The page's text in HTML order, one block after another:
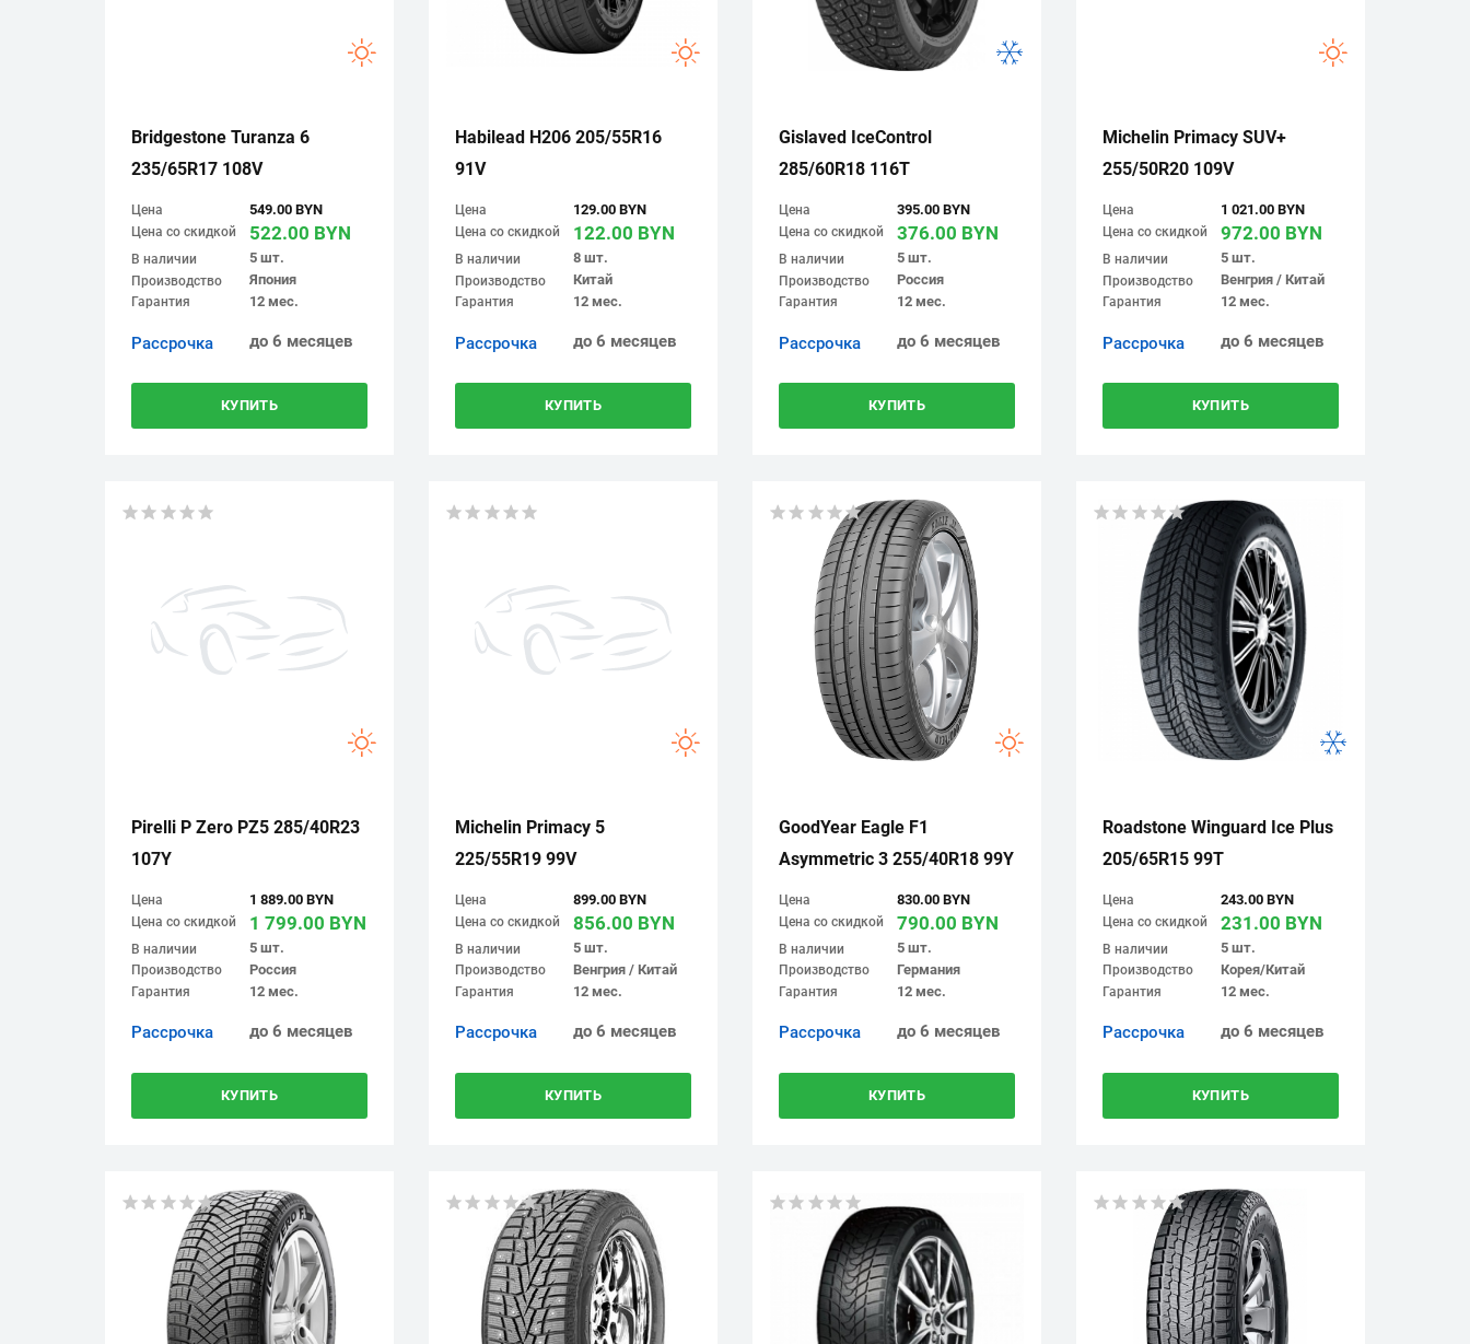
Bridgestone Turanza 6
235/65R17 108V
Цена 549.00 BYN
Цена со скидкой 522.00 BYN
В наличии 5 шт.
Производство Япония
Гарантия 12 мес.
Рассрочка до 6 месяцев
КУПИТЬ
Habilead H206 205/55R16
91V
Цена 129.00 BYN
Цена со скидкой 122.00 BYN
В наличии 8 шт.
Производство Китай
Гарантия 12 мес.
Рассрочка до 6 месяцев
КУПИТЬ
Gislaved IceControl
285/60R18 116T
Цена 395.00 BYN
Цена со скидкой 376.00 BYN
В наличии 5 шт.
Производство Россия
Гарантия 12 мес.
Рассрочка до 6 месяцев
КУПИТЬ
Michelin Primacy SUV+
255/50R20 109V
Цена 1 021.00 BYN
Цена со скидкой 972.00 BYN
В наличии 5 шт.
Производство Венгрия / Китай
Гарантия 12 мес.
Рассрочка до 6 месяцев
КУПИТЬ
Pirelli P Zero PZ5 285/40R23
107Y
Цена 1 889.00 BYN
Цена со скидкой 1 799.00 BYN
В наличии 5 шт.
Производство Россия
Гарантия 12 мес.
Рассрочка до 6 месяцев
КУПИТЬ
Michelin Primacy 5
225/55R19 99V
Цена 899.00 BYN
Цена со скидкой 856.00 BYN
В наличии 5 шт.
Производство Венгрия / Китай
Гарантия 12 мес.
Рассрочка до 6 месяцев
КУПИТЬ
GoodYear Eagle F1
Asymmetric 3 255/40R18 99Y
Цена 830.00 BYN
Цена со скидкой 790.00 BYN
В наличии 5 шт.
Производство Германия
Гарантия 12 мес.
Рассрочка до 6 месяцев
КУПИТЬ
Roadstone Winguard Ice Plus
205/65R15 99T
Цена 243.00 BYN
Цена со скидкой 231.00 BYN
В наличии 5 шт.
Производство Корея/Китай
Гарантия 12 мес.
Рассрочка до 6 месяцев
КУПИТЬ